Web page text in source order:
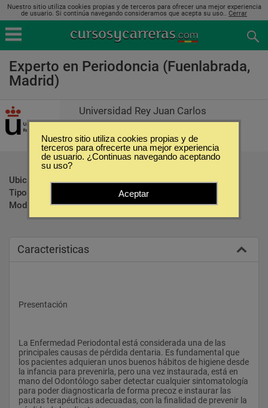
Nuestro sitio utiliza cookies propias y de terceros para ofrecer una mejor experiencia
de usuario. Si continúa navegando consideramos que acepta su uso.. Cerrar
Experto en Periodoncia (Fuenlabrada,
Madrid)
Universidad Rey Juan Carlos
Ubicación:
Fuenlabrada - Madrid
Tipo:
Postgrados
Modalidad:
Presencial
Caracteristicas
Presentación
La Enfermedad Periodontal está considerada una de las
principales causas de pérdida dentaria. Es fundamental que
los pacientes adquieran unos buenos hábitos de higiene desde
la infancia para prevenirla, pero una vez instaurada, está en
mano del Odontólogo saber detectar cualquier sintomatología
para poder diagnosticarla de forma precoz e instaurar las
pautas terapéuticas adecuadas, con la finalidad de prevenir la
Nuestro sitio utiliza cookies propias y de
terceros para ofrecerte una mejor experiencia
de usuario. ¿Continuas navegando aceptando
su uso?
Aceptar